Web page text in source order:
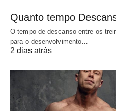
Quanto tempo
O tempo de descanso entre os
para o desenvolvimento…
2 dias atrás